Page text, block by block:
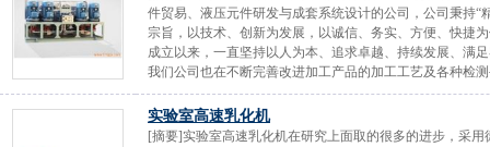
件贸易、液压元件研发与成套系统设计的公司，公司秉持
宗旨，以技术、创新为发展，以诚信、务实、方便、快捷
成立以来，一直坚持以人为本、追求卓越、持续发展、满
我们公司也在不断完善改进加工产品的加工工艺及各种检
实验室高速乳化机
[摘要]实验室高速乳化机在研究上面取的很多的进步，采